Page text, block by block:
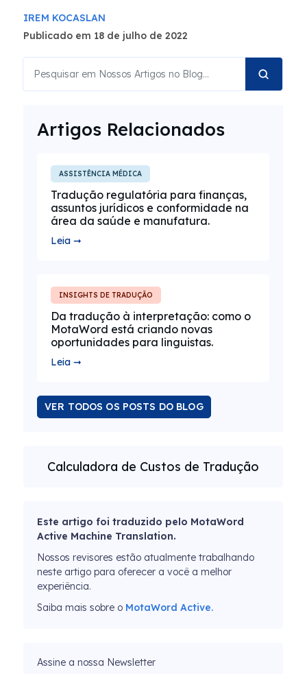
IREM KOCASLAN
Publicado em 18 de julho de 2022
Artigos Relacionados
ASSISTÊNCIA MÉDICA
Tradução regulatória para finanças,
assuntos jurídicos e conformidade na
área da saúde e manufatura.
Leia ➞
INSIGHTS DE TRADUÇÃO
Da tradução à interpretação: como o
MotaWord está criando novas
oportunidades para linguistas.
Leia ➞
VER TODOS OS POSTS DO BLOG
Calculadora de Custos de Tradução
Este artigo foi traduzido pelo MotaWord
Active Machine Translation.
Nossos revisores estão atualmente trabalhando
neste artigo para oferecer a você a melhor
experiência.
Saiba mais sobre o MotaWord Active.
Assine a nossa Newsletter